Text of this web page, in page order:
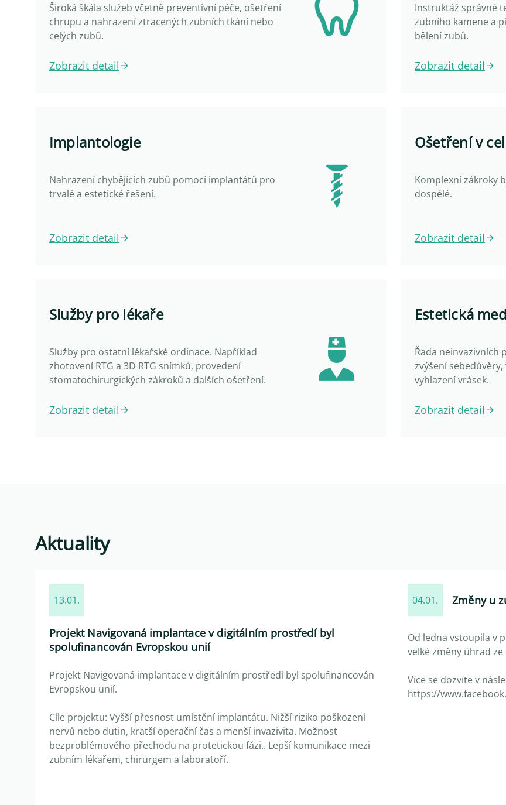
Široká škála služeb včetně preventivní péče, ošetření
chrupu a nahrazení ztracených zubních tkání nebo
celých zubů.
Zobrazit detail
Instruktáž správné
zubního kamene a
bělení zubů.
Zobrazit detail
Implantologie
Nahrazení chybějících zubů pomocí implantátů pro
trvalé a estetické řešení.
Zobrazit detail
Ošetření v
Komplexní zákroky
dospělé.
Zobrazit detail
Služby pro lékaře
Služby pro ostatní lékařské ordinace. Například
zhotovení RTG a 3D RTG snímků, provedení
stomatochirurgických zákroků a dalších ošetření.
Zobrazit detail
Estetická
Řada neinvazivních
zvýšení
vyhlazení vrásek.
Zobrazit detail
Aktuality
13.01.
Projekt Navigovaná implantace v digitálním prostředí byl
spolufinancován Evropskou unií
Projekt Navigovaná implantace v digitálním prostředí byl spolufinancován
Evropskou unií.
Cíle projektu: Vyšší přesnost umístění implantátu. Nižší riziko poškození
nervů nebo dutin, kratší operační čas a menší invazivita. Možnost
bezproblémového přechodu na protetickou fázi.. Lepší komunikace mezi
zubním lékařem, chirurgem a laboratoří.
04.01. Změny u
Od ledna vstoupila v
velké změny úhrad
Více se dozvíte v
https://